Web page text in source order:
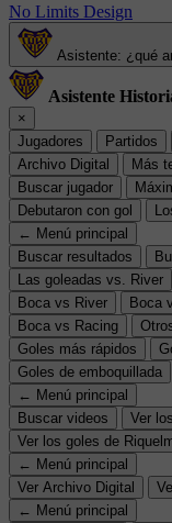
No Limits Design
Asistente: ¿qué
Asistente
×
Jugadores
Partidos
Archivo Digital
Más
Buscar jugador
Debutaron con gol
← Menú principal
Buscar resultados
Las goleadas vs. River
Boca vs River
Boca
Boca vs Racing
Goles más rápidos
Goles de emboquillada
← Menú principal
Buscar videos
Ver
Ver los goles de
← Menú principal
Ver Archivo Digital
← Menú principal